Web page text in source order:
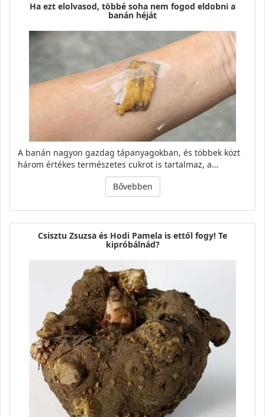
Ha ezt elolvasod, többé soha nem fogod eldobni a
banán héját
A banán nagyon gazdag tápanyagokban, és többek közt
három értékes természetes cukrot is tartalmaz, a…
Bővebben
Csisztu Zsuzsa és Hodi Pamela is ettől fogy! Te
kipróbálnád?